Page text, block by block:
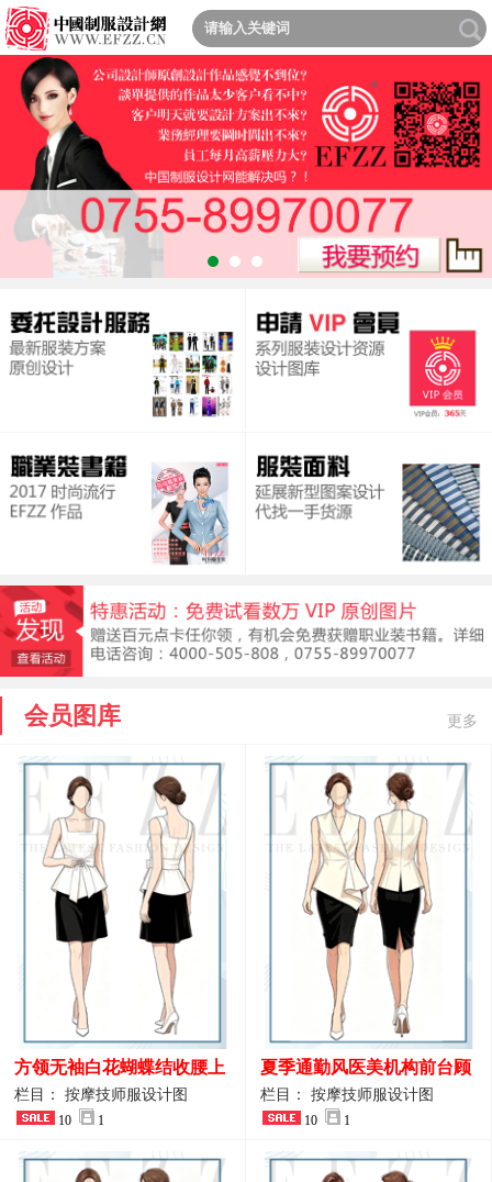
会员图库 更多
方领无袖白花蝴蝶结收腰上
衣 SPA会所接待工作制服设
计
栏目： 按摩技师服设计图
10 1
夏季通勤风医美机构前台顾
问端庄工作制服
栏目： 按摩技师服设计图
10 1